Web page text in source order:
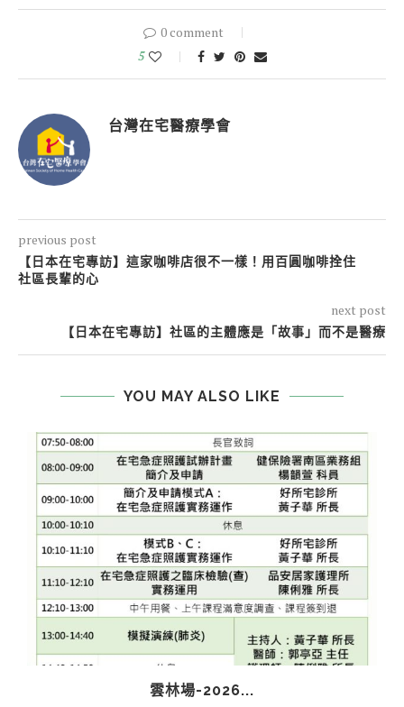
0 comment
5
台灣在宅醫療學會
previous post
【日本在宅專訪】這家咖啡店很不一樣！用百圓咖啡拴住
社區長輩的心
next post
【日本在宅專訪】社區的主體應是「故事」而不是醫療
YOU MAY ALSO LIKE
雲林場-2026...